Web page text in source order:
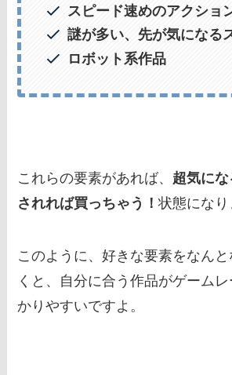
スピード速めのアクショ
謎が多い、先が気になる
ロボット系作品
これらの要素があれば、 超気に
されれば買っちゃう！状態にな
このように、好きな要素をなん
くと、自分に合う作品がゲーム
かりやすいですよ。